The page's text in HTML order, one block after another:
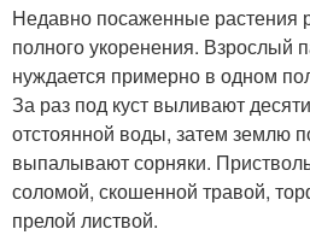
Недавно посаженные растения
полного укоренения. Взрослый
нуждается примерно в одном
За раз под куст выливают
отстоянной воды, затем землю
выпалывают сорняки.
соломой, скошенной травой,
прелой листвой.